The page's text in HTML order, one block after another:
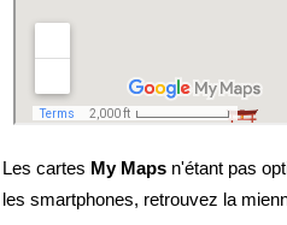
Les cartes My Mapsn'étant pas
les smartphones, retrouvez la